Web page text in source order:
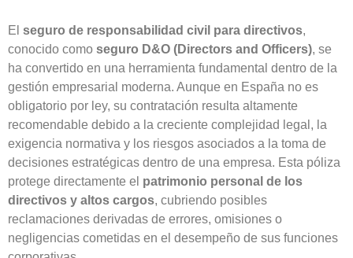
El seguro de responsabilidad civil para directivos,
conocido como seguro D&O (Directors and Officers), se
ha convertido en una herramienta fundamental dentro de la
gestión empresarial moderna. Aunque en España no es
obligatorio por ley, su contratación resulta altamente
recomendable debido a la creciente complejidad legal, la
exigencia normativa y los riesgos asociados a la toma de
decisiones estratégicas dentro de una empresa. Esta póliza
protege directamente el patrimonio personal de los
directivos y altos cargos, cubriendo posibles
reclamaciones derivadas de errores, omisiones o
negligencias cometidas en el desempeño de sus funciones